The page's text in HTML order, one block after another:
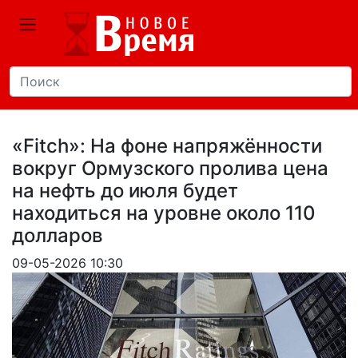
«Fitch»: На фоне напряжённости
вокруг Ормузского пролива цена
на нефть до июля будет
находиться на уровне около 110
долларов
09-05-2026 10:30